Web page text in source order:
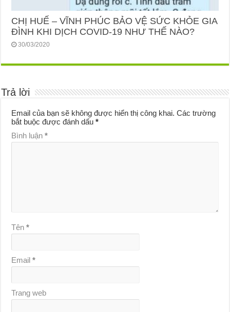
CHỊ HUẾ – VĨNH PHÚC BẢO VỆ SỨC KHỎE GIA
ĐÌNH KHI DỊCH COVID-19 NHƯ THẾ NÀO?
30/03/2020
Trả lời
Email của bạn sẽ không được hiển thị công khai. Các trường
bắt buộc được đánh dấu*
Bình luận*
Tên*
Email*
Trang web